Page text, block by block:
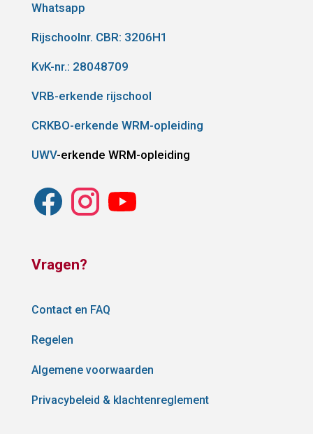
Whatsapp
Rijschoolnr. CBR: 3206H1
KvK-nr.: 28048709
VRB-erkende rijschool
CRKBO-erkende WRM-opleiding
UWV-erkende WRM-opleiding
Vragen?
Contact en FAQ
Regelen
Algemene voorwaarden
Privacybeleid & klachtenreglement